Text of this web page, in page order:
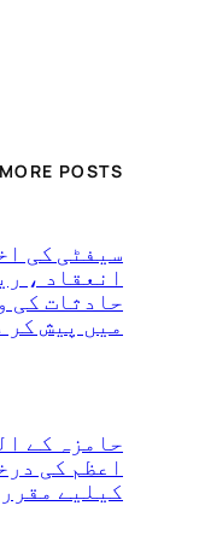
MORE POSTS
سیفٹی کی
انعقاد ،
حادثات کی
میں پیش کر
حامزہ کے
اعظم کی
کیلیے مقرر